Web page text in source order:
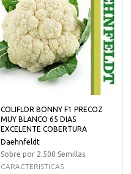
COLIFLOR BONNY F1 PRECOZ
MUY BLANCO 65 DIAS
EXCELENTE COBERTURA
Daehnfeldt
Sobre por 2.500 Semillas
CARACTERISTICAS